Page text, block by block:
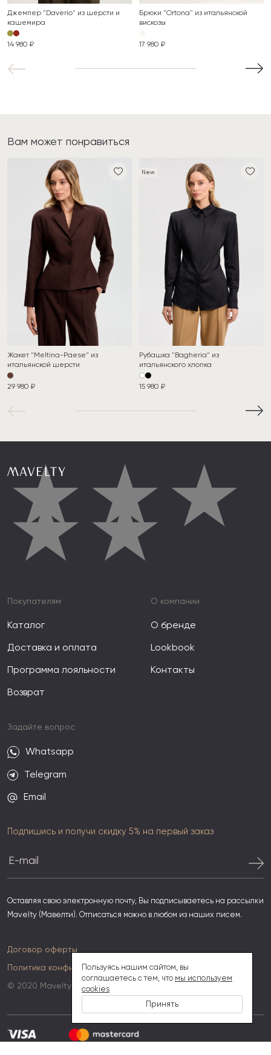
Джемпер "Daverio" из шерсти и
кашемира
14 980 ₽
Брюки "Ortona" из итальянской
вискозы
17 980 ₽
Вам может понравиться
Жакет "Meltina-Paese" из
итальянской шерсти
29 980 ₽
Рубашка "Bagheria" из
итальянского хлопка
15 980 ₽
★★★
★★
Подпишись и получи скидку 5% на первый заказ
Оставляя свою электронную почту, Вы подписываетесь на рассылки
Mavelty (Мавелти). Отписаться можно в любом из наших писем.
Покупателям
Каталог
Доставка и оплата
Программа лояльности
Возврат
О компании
О бренде
Lookbook
Контакты
Задайте вопрос
Whatsapp
Telegram
Email
Договор оферты
Политика конфиденциальности
© 2020 Mavelty
Пользуясь нашим сайтом, вы
соглашаетесь с тем, что мы используем
cookies
Принять